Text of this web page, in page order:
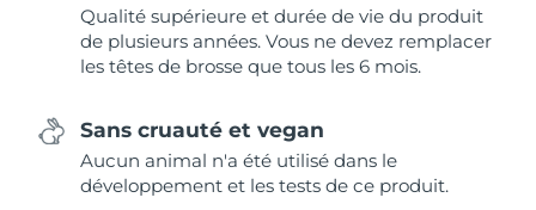
Qualité supérieure et durée de vie du produit
de plusieurs années. Vous ne devez remplacer
les têtes de brosse que tous les 6 mois.
Sans cruauté et vegan
Aucun animal n'a été utilisé dans le
développement et les tests de ce produit.